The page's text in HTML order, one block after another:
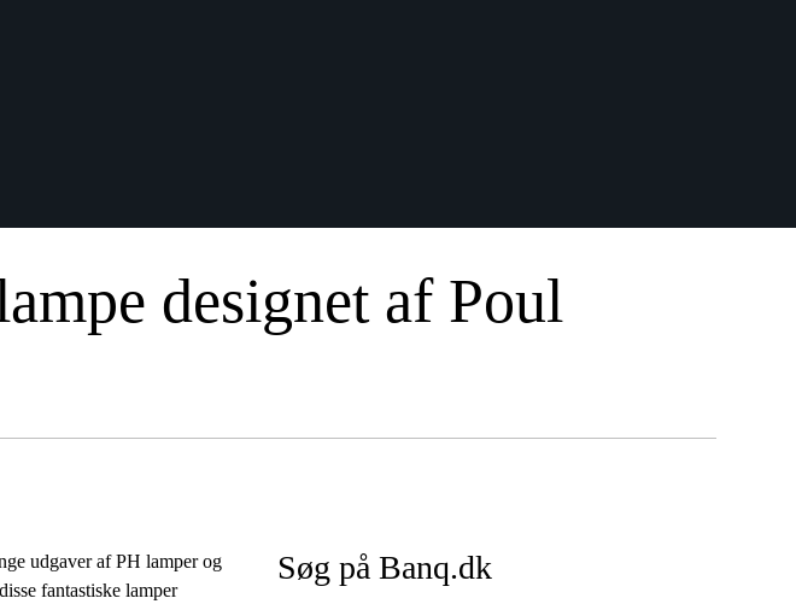
designet af Poul
udgaver af PH lamper og
fantastiske lamper
Søg på Banq.dk